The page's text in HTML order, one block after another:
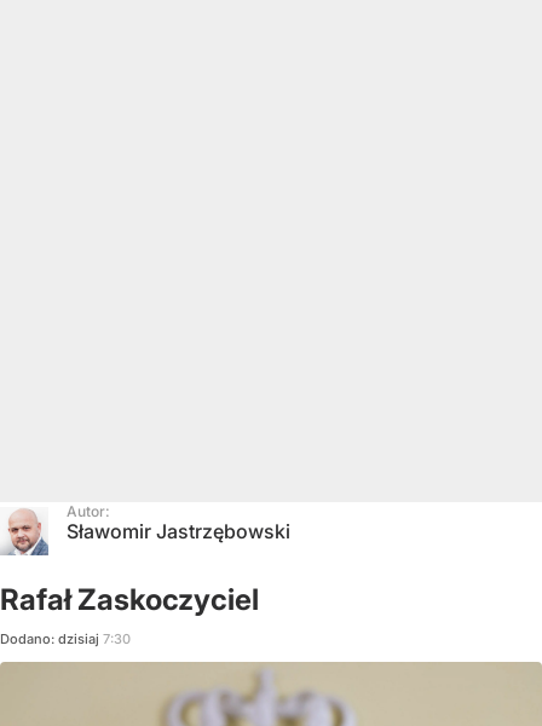
Autor:
Sławomir Jastrzębowski
Rafał Zaskoczyciel
Dodano: dzisiaj 7:30